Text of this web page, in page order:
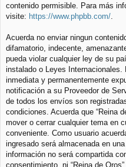
contenido permisible. Para más
visite: https://www.phpbb.com/
Acuerda no enviar ningun
difamatorio, indecente,
pueda violar cualquier ley de su
instalado o Leyes Internacionales.
inmediata y permanentemente
notificación a su Proveedor de
de todos los envíos son
condiciones. Acuerda que “Reina
mover o cerrar cualquier tema en
conveniente. Como usuario
ingresado será almacenada en
información no será compartida
consentimiento, ni “Reina de